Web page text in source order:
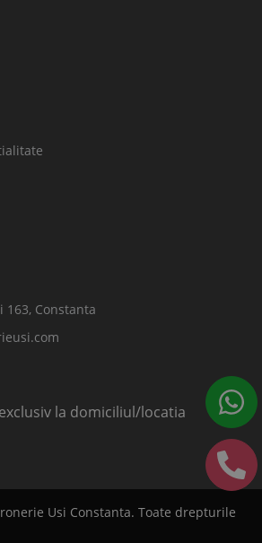
163, Constanta
la domiciliul/locatia
Usi Constanta. Toate drepturile